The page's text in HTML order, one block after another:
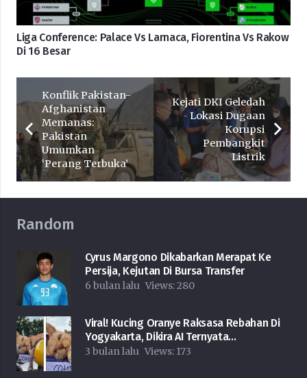
Liga Conference: Palace Vs Larnaca, Fiorentina Vs Rakow
Di 16 Besar
Konflik Pakistan-
Afghanistan
Memanas:
Pakistan
Umumkan
‘Perang Terbuka’
Kejati DKI Geledah
Lokasi Dugaan
Korupsi
Pembangkit
Listrik
Random
Cyrus Margono Dikabarkan Merapat Ke
Persija, Kejutan Di Bursa Transfer
6 bulan lalu Views:280
Viral! Kucing Oranye Raksasa Rebahan Di
Yogyakarta, Dikira AI Ternyata…
3 bulan lalu Views: 173